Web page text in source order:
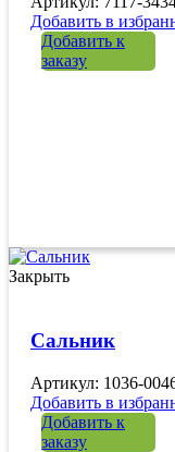
Добавить в
Добавить к
заказу
Закрыть
Сальник
Артикул: 1036-
Добавить в
Добавить к
заказу